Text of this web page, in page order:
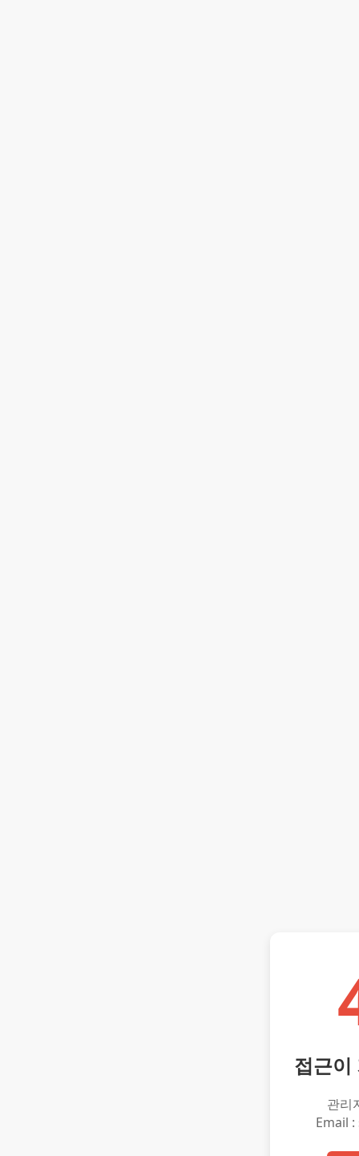
접근이
관리
Email